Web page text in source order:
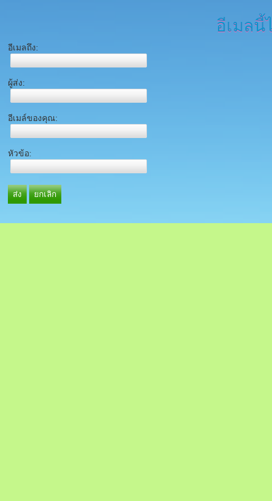
อีเมลนี้
อีเมลถึง:
ผู้ส่ง:
อีเมล์ของคุณ:
หัวข้อ:
ส่ง ยกเลิก